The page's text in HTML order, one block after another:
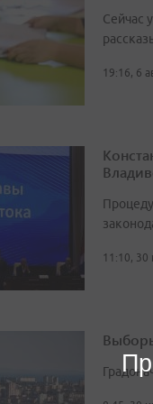
Сейчас
19:16, 6
11:10,